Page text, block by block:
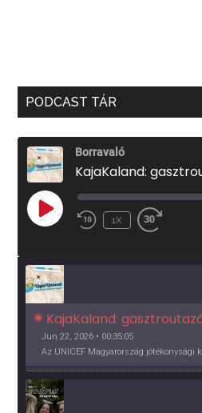
PODCAST TÁR
Borravaló
KajaKaland:
PLAY
EPISODE
1X
KajaKaland:
Jun 22, 2026 • 00:35:05